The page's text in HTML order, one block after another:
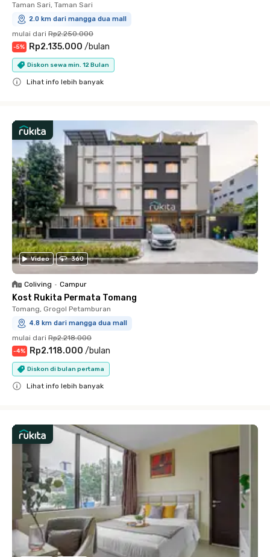
Taman Sari, Taman Sari
2.0 km dari mangga dua mall
mulai dari Rp2.250.000
-5% Rp2.135.000 /bulan
Diskon sewa min. 12 Bulan
Lihat info lebih banyak
Video 360
Coliving • Campur
Kost Rukita Permata Tomang
Tomang, Grogol Petamburan
4.8 km dari mangga dua mall
mulai dari Rp2.218.000
-4% Rp2.118.000 /bulan
Diskon di bulan pertama
Lihat info lebih banyak